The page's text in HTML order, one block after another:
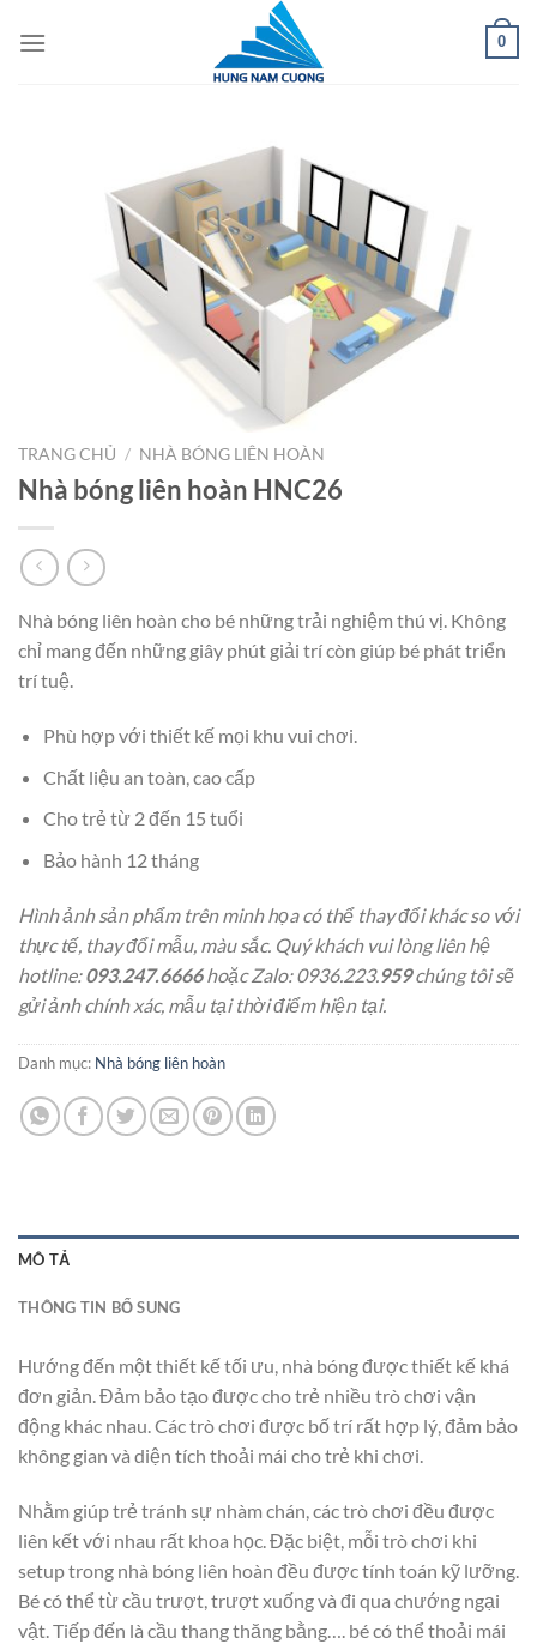
đến
0
TRANG CHỦ / NHÀ BÓNG LIÊN HOÀN
Nhà bóng liên hoàn HNC26
Nhà bóng liên hoàn cho bé những trải nghiệm thú vị. Không
chỉ mang đến những giây phút giải trí còn giúp bé phát triển
trí tuệ.
Phù hợp với thiết kế mọi khu vui chơi.
Chất liệu an toàn, cao cấp
Cho trẻ từ 2 đến 15 tuổi
Bảo hành 12 tháng
Hình ảnh sản phẩm trên minh họa có thể thay đổi khác so với
thực tế, thay đổi mẫu, màu sắc. Quý khách vui lòng liên hệ
hotline:093.247.6666hoặc Zalo: 0936.223. 959chúng tôi sẽ
gửi ảnh chính xác, mẫu tại thời điểm hiện tại.
Danh mục: Nhà bóng liên hoàn
MÔ TẢ
THÔNG TIN BỔ SUNG
Hướng đến một thiết kế tối ưu, nhà bóng được thiết kế khá
đơn giản. Đảm bảo tạo được cho trẻ nhiều trò chơi vận
động khác nhau. Các trò chơi được bố trí rất hợp lý, đảm bảo
không gian và diện tích thoải mái cho trẻ khi chơi.
Nhằm giúp trẻ tránh sự nhàm chán, các trò chơi đều được
liên kết với nhau rất khoa học. Đặc biệt, mỗi trò chơi khi
setup trong nhà bóng liên hoàn đều được tính toán kỹ lưỡng.
Bé có thể từ cầu trượt, trượt xuống và đi qua chướng ngại
vật. Tiếp đến là cầu thang thăng bằng…. bé có thể thoải mái